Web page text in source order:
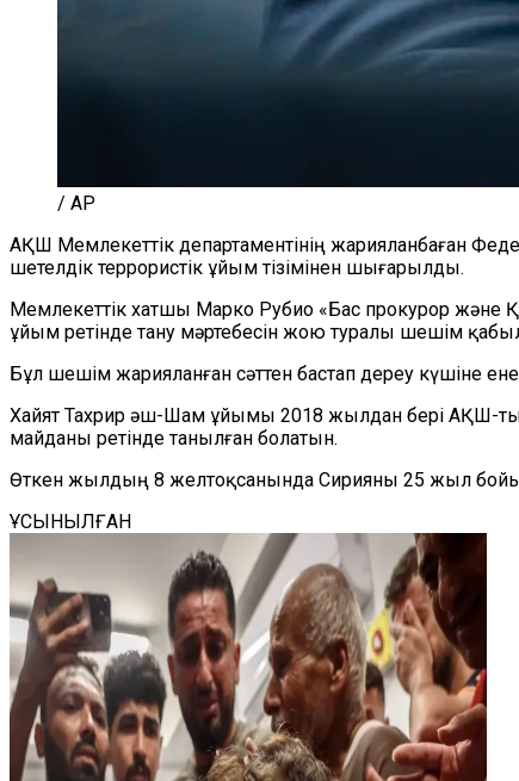
/ AP
АҚШ Мемлекеттік департаментінің жарияланбаған
шетелдік террористік ұйым тізімінен шығарылды.
Мемлекеттік хатшы Марко Рубио «Бас прокурор және
ұйым ретінде тану мәртебесін жою туралы шешім
Бұл шешім жарияланған сәттен бастап дереу күшіне
Хайят Тахрир әш-Шам ұйымы 2018 жылдан бері АҚШ-тың
майданы ретінде танылған болатын.
Өткен жылдың 8 желтоқсанында Сирияны 25 жыл бойы
ҰСЫНЫЛҒАН